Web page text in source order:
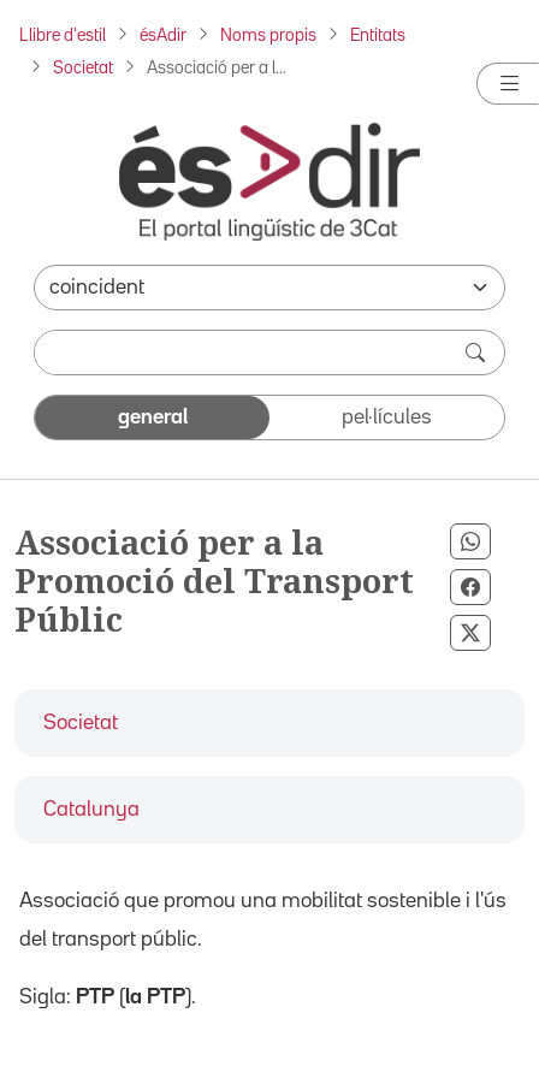
Llibre d'estil ésAdir Noms propis Entitats
Societat Associació per a l...
general pel·lícules
Associació per a la
Promoció del Transport
Públic
Societat
Catalunya
Associació que promou una mobilitat sostenible i l'ús
del transport públic.
Sigla: PTP ( la PTP).